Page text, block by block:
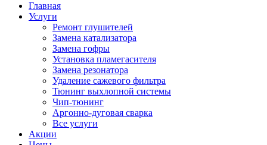
Главная
Услуги
Ремонт глушителей
Замена катализатора
Замена гофры
Установка пламегасителя
Замена резонатора
Удаление сажевого фильтра
Тюнинг выхлопной системы
Чип-тюнинг
Аргонно-дуговая сварка
Все услуги
Акции